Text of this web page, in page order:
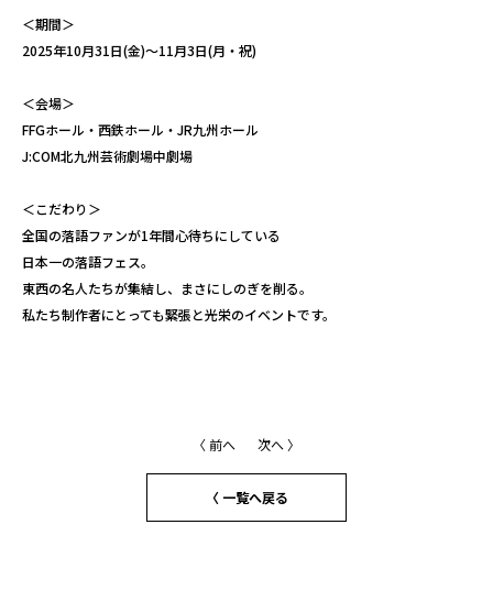
＜期間＞
2025年10月31日(金)～11月3日(月・祝)
＜会場＞
FFGホール・西鉄ホール・JR九州ホール
J:COM北九州芸術劇場中劇場
＜こだわり＞
全国の落語ファンが1年間心待ちにしている
日本一の落語フェス。
東西の名人たちが集結し、まさにしのぎを削る。
私たち制作者にとっても緊張と光栄のイベントです。
〈 前へ 次へ 〉
〈 一覧へ戻る